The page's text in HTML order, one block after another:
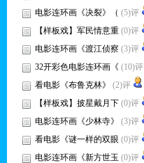
电影连环画《决裂》（ (5)评
【样板戏】军民情意重 (0)评
电影连环画《渡江侦察 (3)评
32开彩色电影连环画《 (10)评
看电影《布鲁克林》
(2)评
【样板戏】披星戴月下 (0)评
电影连环画《少林寺》
(3)评
看电影《谜一样的双眼 (0)评
电影连环画《新方世玉 (0)评